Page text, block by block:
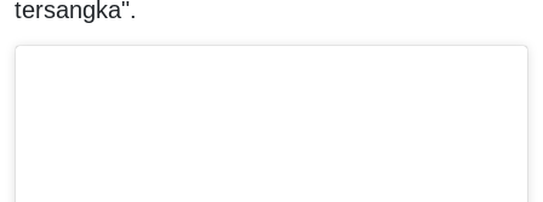
tersangka".